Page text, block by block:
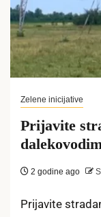
Zelene inicijative
Prijavite
2 godine ago
Prijavite